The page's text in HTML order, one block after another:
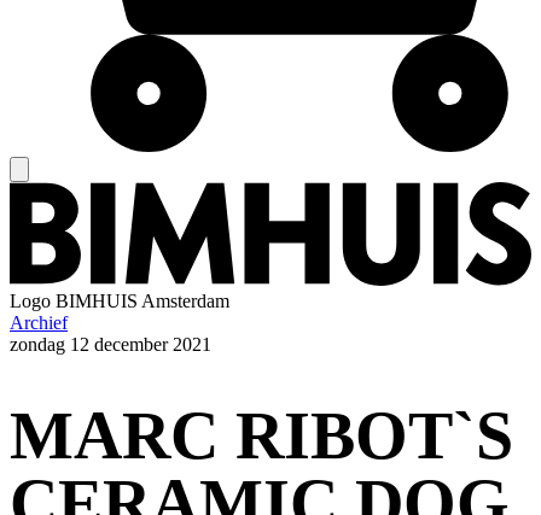
Logo BIMHUIS Amsterdam
Archief
zondag 12 december 2021
MARC RIBOT`S